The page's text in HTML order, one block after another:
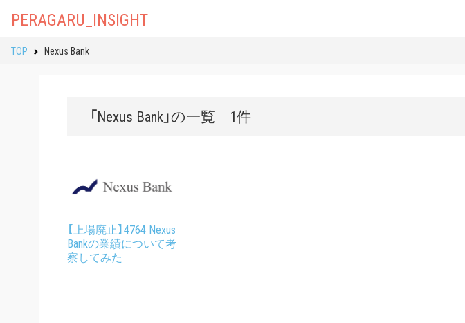
PERAGARU_INSIGHT
TOP Nexus Bank
「Nexus Bank」の一覧 1件
【上場廃止】4764 Nexus
Bankの業績について考
察してみた